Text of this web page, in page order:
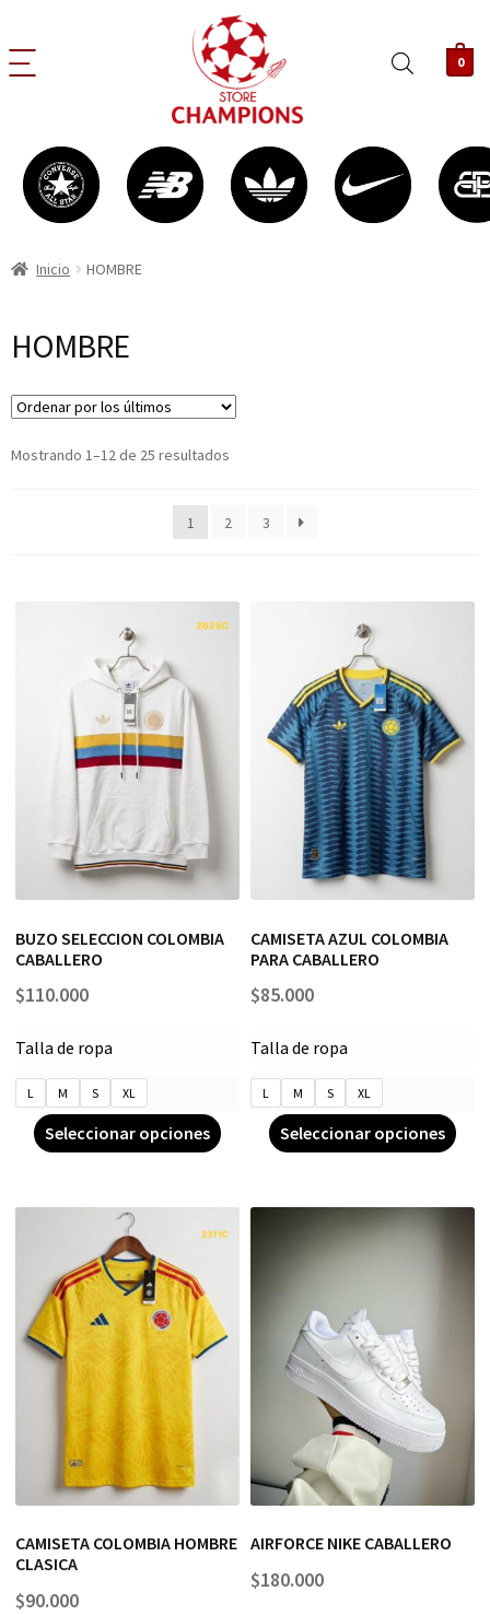
0
Inicio HOMBRE
HOMBRE
Mostrando 1–12 de 25 resultados
1 2 3
BUZO SELECCION COLOMBIA
CABALLERO
$110.000
Talla de ropa
L M S XL
Seleccionar opciones
CAMISETA AZUL COLOMBIA
PARA CABALLERO
$85.000
Talla de ropa
L M S XL
Seleccionar opciones
CAMISETA COLOMBIA HOMBRE
CLASICA
$90.000
AIRFORCE NIKE CABALLERO
$180.000